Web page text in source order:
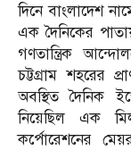
দিনে বাংলাদেশ
এক দৈনিকের
গণতান্ত্রিক
চট্টগ্রাম শহরের
অবস্থিত দৈনিক
নিয়েছিল এক
কর্পোরেশনের